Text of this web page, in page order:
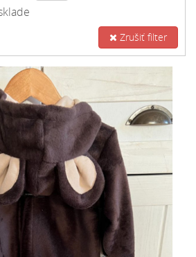
Zrušiť filter